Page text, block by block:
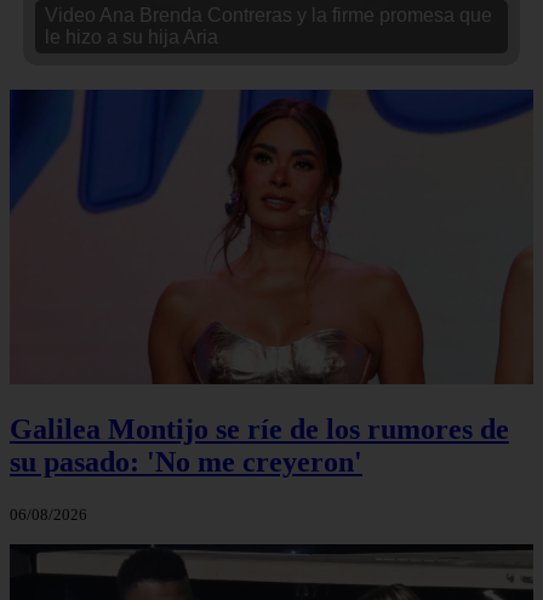
Video Ana Brenda Contreras y la firme promesa que
le hizo a su hija Aria
Galilea Montijo se ríe de los rumores de
su pasado: 'No me creyeron'
06/08/2026